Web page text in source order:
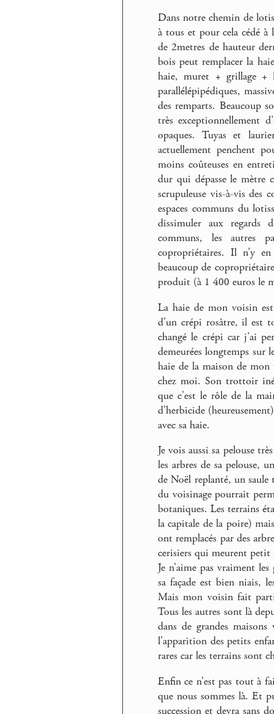
Dans notre chemin de
à tous et pour cela cédé à
de 2metres de hauteur
bois peut remplacer la
haie, muret + grillage +
parallélépipédiques,
des remparts. Beaucoup
très exceptionnellement
opaques. Tuyas et
actuellement penchent
moins coûteuses en
dur qui dépasse le mètre
scrupuleuse vis-à-vis des
espaces communs du
dissimuler aux regards
communs, les autres
copropriétaires. Il n’y
beaucoup de
produit (à 1 400 euros le
La haie de mon voisin
d’un crépi rosâtre, il est
changé le crépi car j’ai
demeurées longtemps sur
haie de la maison de
chez moi. Son trottoir
que c’est le rôle de la
d’herbicide
avec sa haie.
Je vois aussi sa pelouse
les arbres de sa pelouse,
de Noël replanté, un saule
du voisinage pourrait
botaniques. Les terrains
la capitale de la poire)
ont remplacés par des
cerisiers qui meurent petit
Je n’aime pas vraiment
sa façade est bien niais,
Mais mon voisin fait
Tous les autres sont là
dans de grandes
l’apparition des petits
rares car les terrains sont
Enfin ce n’est pas tout à
que nous sommes là. Et
succession et devra sans